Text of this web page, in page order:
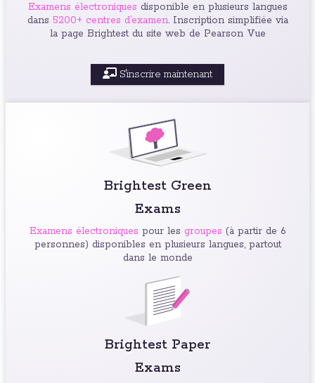
Examens électroniques disponible en plusieurs langues
dans 5200+ centres d’examen. Inscription simplifiée via
la page Brightest du site web de Pearson Vue
S'inscrire maintenant
Brightest Green
Exams
Examens électroniques pour les groupes (à partir de 6
personnes) disponibles en plusieurs langues, partout
dans le monde
Brightest Paper
Exams